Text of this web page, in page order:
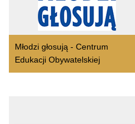
Młodzi głosują - Centrum
Edukacji Obywatelskiej